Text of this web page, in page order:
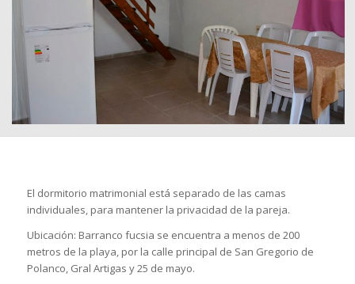
El dormitorio matrimonial está separado de las camas
individuales, para mantener la privacidad de la pareja.
Ubicación: Barranco fucsia se encuentra a menos de 200
metros de la playa, por la calle principal de San Gregorio de
Polanco, Gral Artigas y 25 de mayo.